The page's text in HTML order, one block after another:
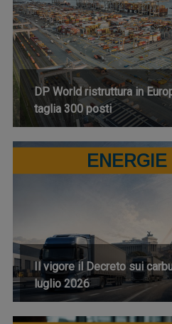
DP World ristruttura in
taglia 300 posti
ENERGIE
Il vigore il Decreto sui
luglio 2026